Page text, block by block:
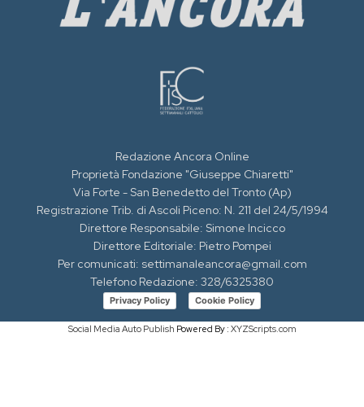
Redazione Ancora Online
Proprietà Fondazione "Giuseppe Chiaretti"
Via Forte - San Benedetto del Tronto (Ap)
Registrazione Trib. di Ascoli Piceno: N. 211 del 24/5/1994
Direttore Responsabile: Simone Incicco
Direttore Editoriale: Pietro Pompei
Per comunicati: settimanaleancora@gmail.com
Telefono Redazione: 328/6325380
Privacy Policy Cookie Policy
Social Media Auto Publish Powered By : XYZScripts.com